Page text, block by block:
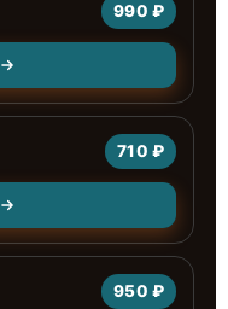
990 ₽
710 ₽
950 ₽